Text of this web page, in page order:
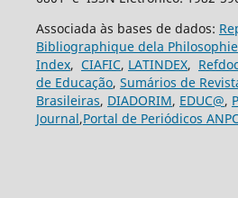
Associada às bases de dados:
Bibliographique dela Philosophie
Index, CIAFIC, LATINDEX, Refdoc
de Educação, Sumários de
Brasileiras, DIADORIM, EDUC@,
Journal,Portal de Periódicos